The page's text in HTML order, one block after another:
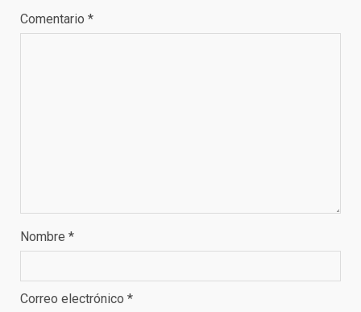
Comentario *
Nombre *
Correo electrónico *